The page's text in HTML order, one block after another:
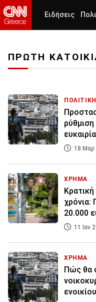
Ειδήσεις
ΠΡΩΤΗ
ΠΟΛΙΤΙΚΗ
18 Μαρ
ΧΡΗΜΑ
20.000
11 Ιαν
ΧΡΗΜΑ
Πώς θα